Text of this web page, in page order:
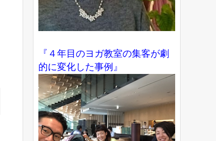
『４年目のヨガ教室の集客が劇
的に変化した事例』